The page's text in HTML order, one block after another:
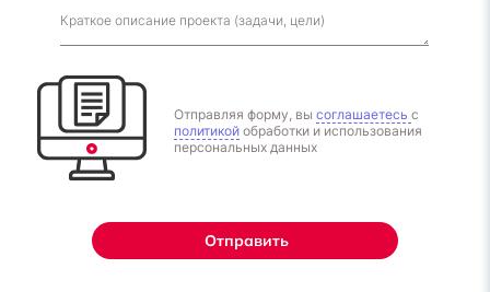
Отправляя форму, вы соглашаетесь с
политикойобработки и использования
персональных данных
Отправить